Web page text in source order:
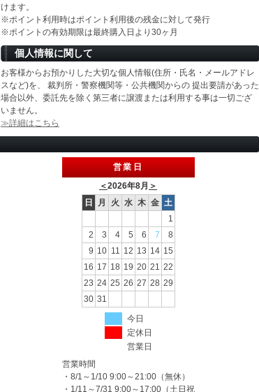
けます。
※ポイント利用時はポイント利用後の残金に対して発行
※ポイントの有効期限は最終購入日より30ヶ月
個人情報に関して
お客様からお預かりした大切な個人情報(住所・氏名・メールアドレ
スなど)を、 裁判所・警察機関等・公共機関からの 提出要請があった
場合以外、委託先を除く第三者に譲渡または利用する事は一切ござ
いません。
≫詳細はこちら
営業日
＜2026年8月 ＞
日
月 火 水 木 金 土
1
2
3 4 5 6 7
8
9 10 11 12 13 14 15
16 17 18 19 20 21 22
23 24 25 26 27 28 29
30 31
今日
定休日
営業日
営業時間
・8/1～1/10 9:00～21:00（無休）
・1/11～7/31 9:00～17:00（土日祝